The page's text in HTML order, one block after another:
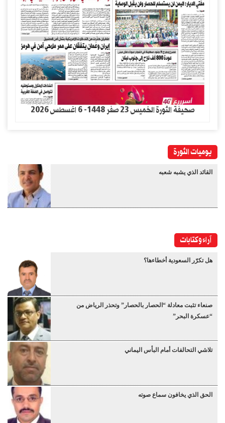
صحيفة الثورة الخميس 23 صفر 1448- 6 اغسطس 2026
يوميات الثورة
القائد الذي يشبه شعبه
آراء وكتابات
هل تكرّر السعودية أخطاءها؟
صنعاء تثبت معادلة “الحصار بالحصار” وتحذر الرياض من
“عسكرة البحر”
تلاشي التحالفات أمام البأس اليماني
الحق الذي يخافون سماع صوته